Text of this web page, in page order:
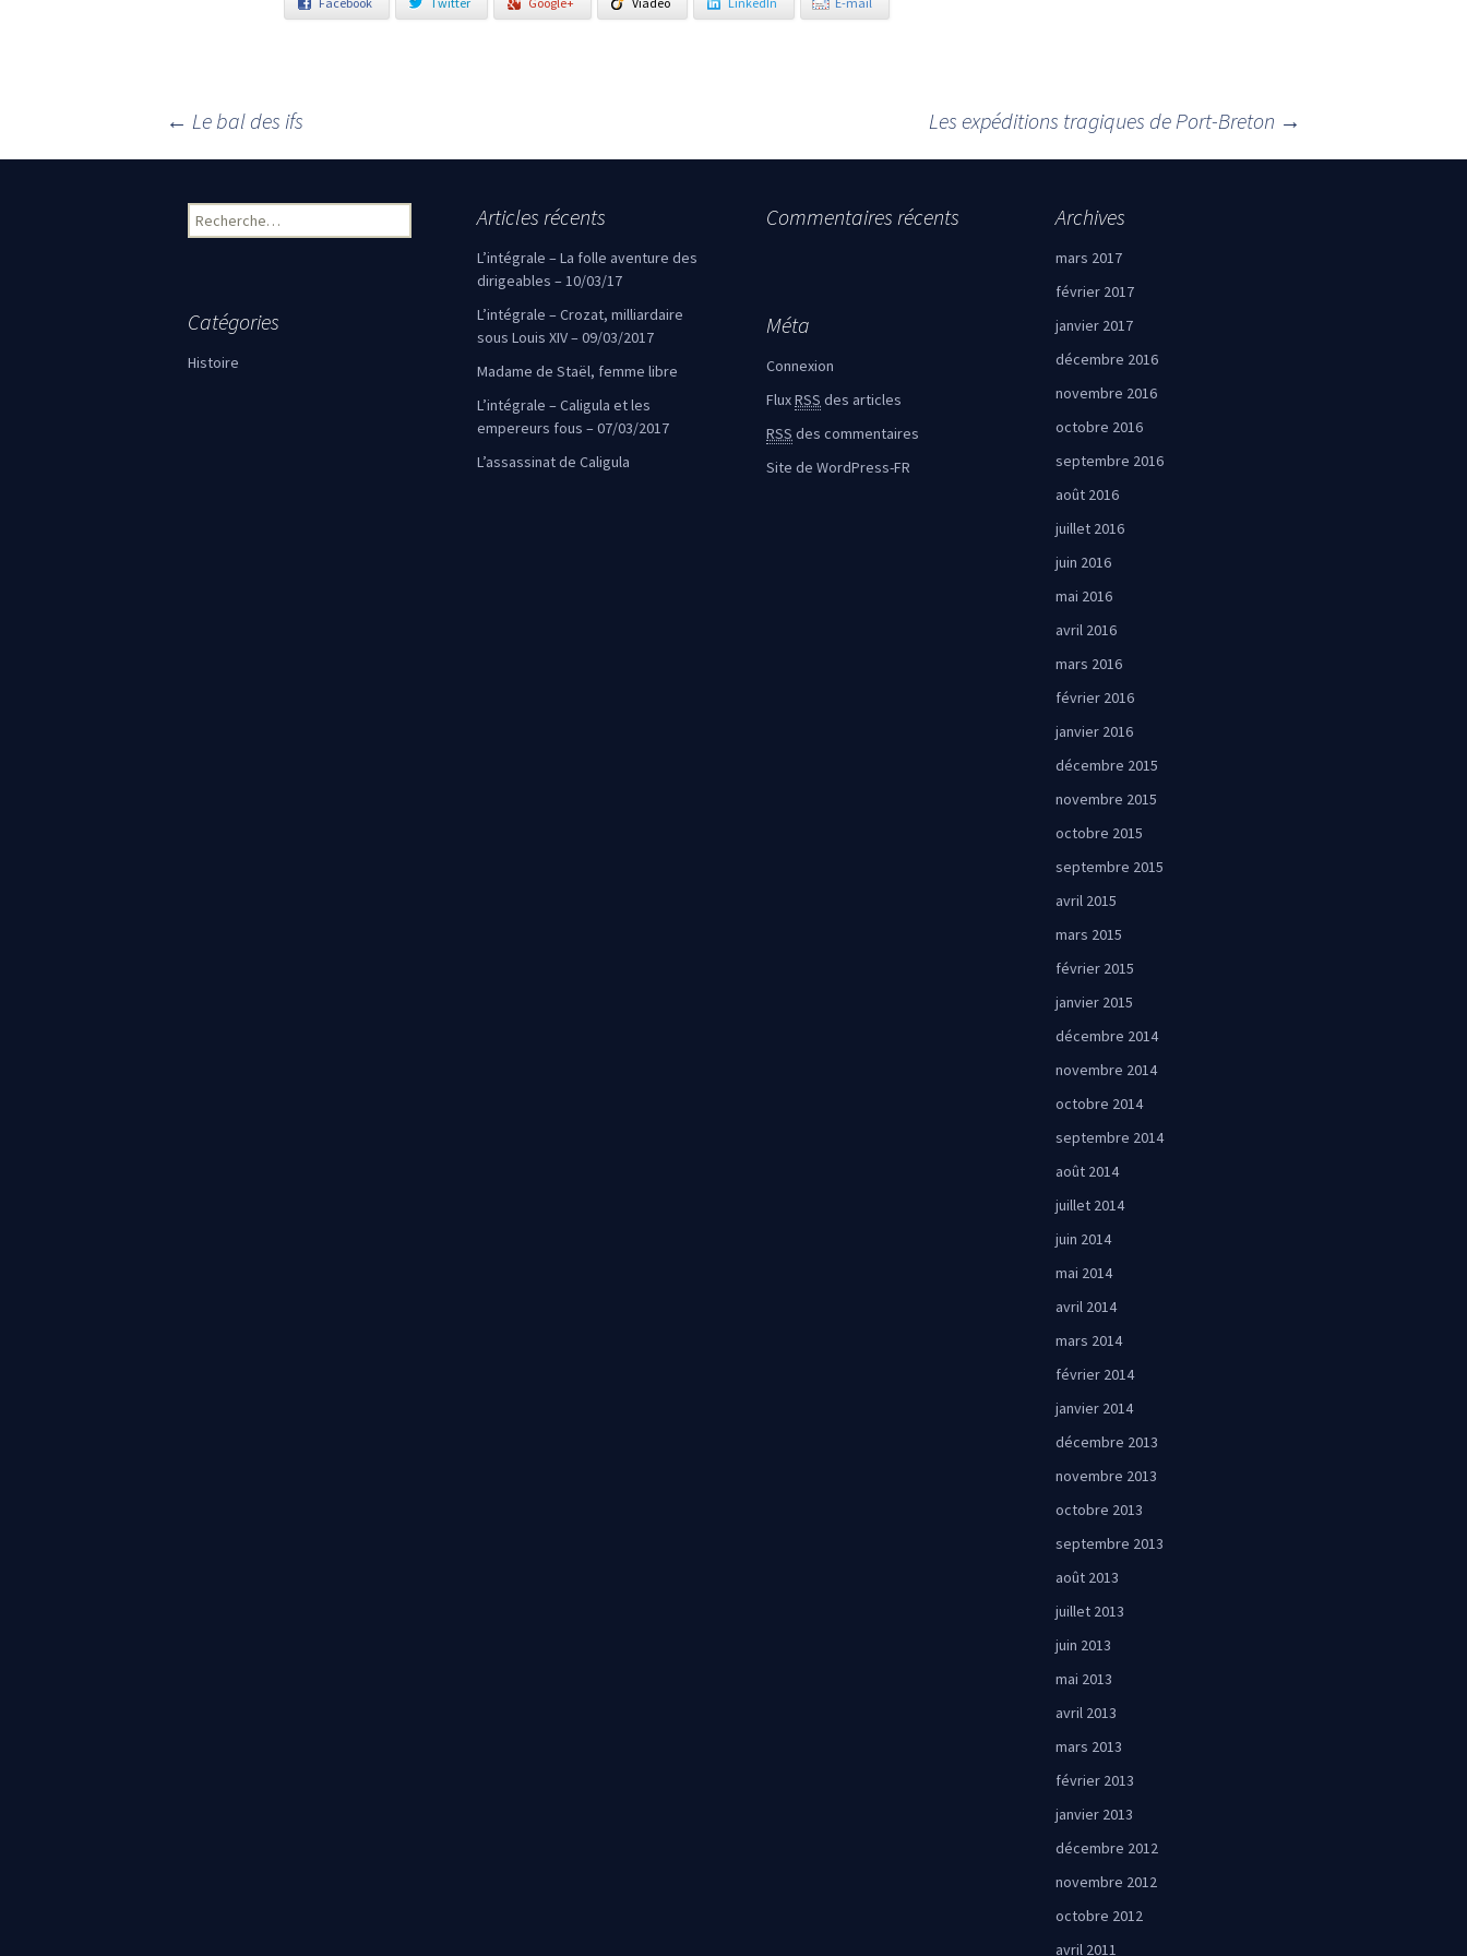
Navigation des articles
← Le bal des ifs Les expéditions tragiques de Port-Breton →
Rechercher : Articles récents
L’intégrale – La folle aventure des
dirigeables – 10/03/17
L’intégrale – Crozat, milliardaire
sous Louis XIV – 09/03/2017
Madame de Staël, femme libre
L’intégrale – Caligula et les
empereurs fous – 07/03/2017
L’assassinat de Caligula
Commentaires récents Archives
mars 2017
février 2017
janvier 2017
décembre 2016
novembre 2016
octobre 2016
septembre 2016
août 2016
juillet 2016
juin 2016
mai 2016
avril 2016
mars 2016
février 2016
janvier 2016
décembre 2015
novembre 2015
octobre 2015
septembre 2015
avril 2015
mars 2015
février 2015
janvier 2015
décembre 2014
novembre 2014
octobre 2014
septembre 2014
août 2014
juillet 2014
juin 2014
mai 2014
avril 2014
mars 2014
février 2014
janvier 2014
décembre 2013
novembre 2013
octobre 2013
septembre 2013
août 2013
juillet 2013
juin 2013
mai 2013
avril 2013
mars 2013
février 2013
janvier 2013
décembre 2012
novembre 2012
octobre 2012
avril 2011
Catégories
Histoire
Méta
Connexion
FluxRSS des articles
RSS des commentaires
Site de WordPress-FR